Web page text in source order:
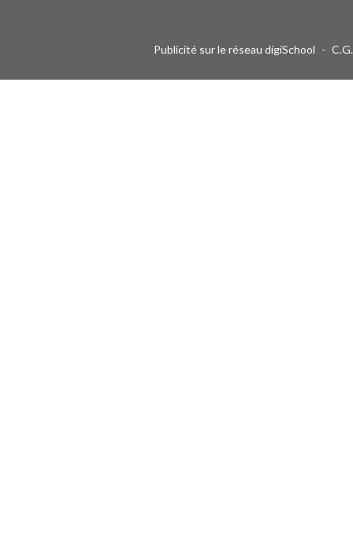
Publicité sur le réseau digiSchool -